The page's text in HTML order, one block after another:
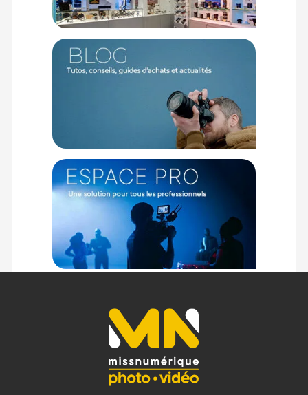
Dimensions : 74 x 120 mm
Poids : 619 g
CONTENU DU CARTON
1x Objectif Laowa 90mm f/2.8 2X Ultra Macro APO
1x Bouchon arrière pour monture Nikon Z
1x Guide d'utilisation
Offre valable jusqu'au 09-08-2026 inclus.
Code EAN Laowa Objectif 90mm f/2.8 2X Ultra Macro APO
monture Nikon Z - Objectif photo macro - Achat et prix :
6940486702989
Garantie 3 ans
d'achat, sur la base d'une expédition Chronopost 24H vers un point
relais situé en France continentale uniquement, valable uniquement
sur les produits de moins de 1m et moins de 20Kg.
(2) Sous réserve d'éligibilité.
(3) Nombre de points Fidélité estimés, hors remises au panier, basé
sur le prix TTC en €, les points seront effectivement calculés dans le